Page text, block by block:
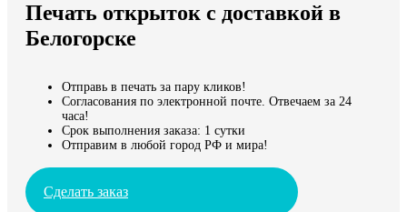
Мы доставляем по всему миру
Продолжить без города
Печать открыток с доставкой в
Белогорске
Отправь в печать за пару кликов!
Согласования по электронной почте. Отвечаем за 24
часа!
Срок выполнения заказа: 1 сутки
Отправим в любой город РФ и мира!
Сделать заказ